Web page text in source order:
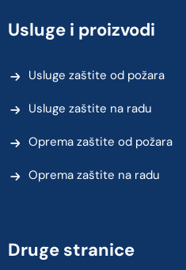
Usluge i proizvodi
Usluge zaštite od požara
Usluge zaštite na radu
Oprema zaštite od požara
Oprema zaštite na radu
Druge stranice